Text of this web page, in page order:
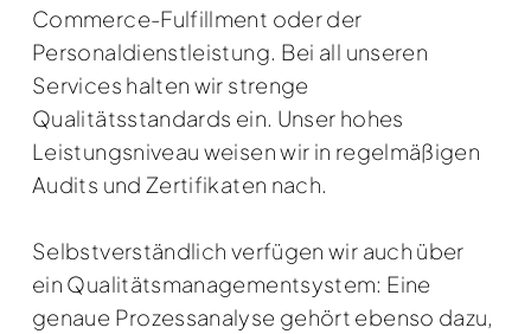
Commerce-Fulfillment oder der
Personaldienstleistung. Bei all unseren
Services halten wir strenge
Qualitätsstandards ein. Unser hohes
Leistungsniveau weisen wir in regelmäßigen
Audits und Zertifikaten nach.
Selbstverständlich verfügen wir auch über
ein Qualitätsmanagementsystem: Eine
genaue Prozessanalyse gehört ebenso dazu,